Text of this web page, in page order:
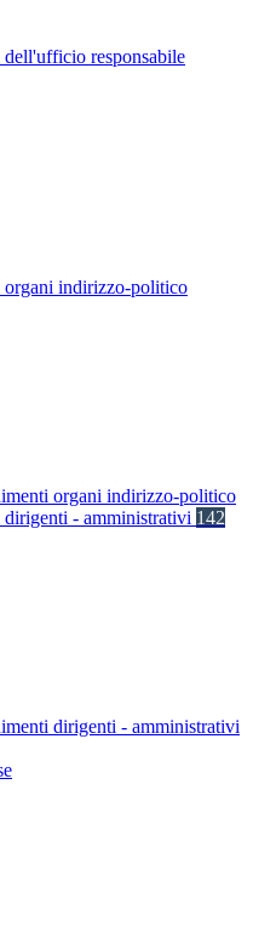
dell'ufficio responsabile
organi indirizzo-politico
organi indirizzo-politico
- amministrativi 142
dirigenti - amministrativi